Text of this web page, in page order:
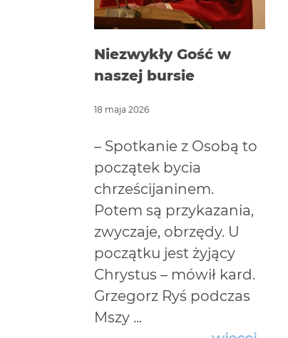
Niezwykły Gość w
naszej bursie
18 maja 2026
– Spotkanie z Osobą to
początek bycia
chrześcijaninem.
Potem są przykazania,
zwyczaje, obrzędy. U
początku jest żyjący
Chrystus – mówił kard.
Grzegorz Ryś podczas
Mszy ...